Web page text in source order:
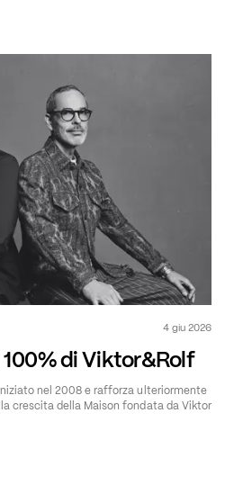
4 giu 2026
di Viktor&Rolf
nel 2008 e rafforza ulteriormente
crescita della Maison fondata da Viktor